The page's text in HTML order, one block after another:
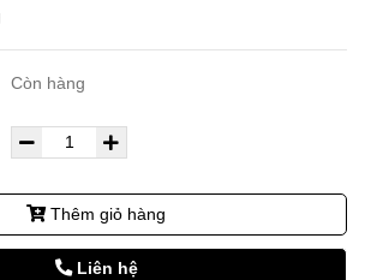
Còn hàng
Thêm giỏ hàng
Liên hệ